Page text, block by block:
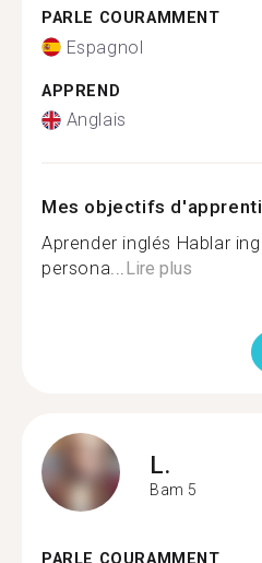
PARLE COURAMMENT
Espagnol
APPREND
Anglais
Mes objectifs
Aprender inglés Hablar
persona...Lire plus
L.
Bam 5
PARLE COURAMMENT